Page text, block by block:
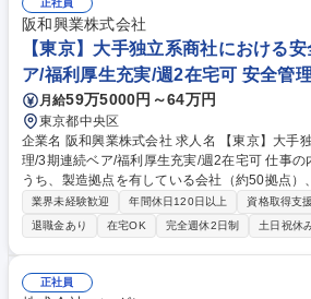
正社員
阪和興業株式会社
【東京】大手独立系商社における
ア/福利厚生充実/週2在宅可 安全管
月給59万5000円～64万円
東京都中央区
企業名 阪和興業株式会社 求人名 【東京】大手独立系商社における安全管
理/3期連続ベア/福利厚生充実/週2在宅可 仕事の内容 当社グループ会社の
うち、製造拠点を有している会社（約50拠点）
建設部門の請負現場に対しての安全点検や安全
ます。 【具体的には】■法律（安衛法等）や社内規程に基づく指導及び、
個々の現場において有効で的確な指導や対応策
生した事故の集計及び分析 ■災害予防資料の作
法等、各種関係法令の改正情報の整理・発信 ■
業界未経験歓迎 年間休日120日以上 資格取得支
退職金あり
在宅OK 完全週休2日制 土日祝休
正社員